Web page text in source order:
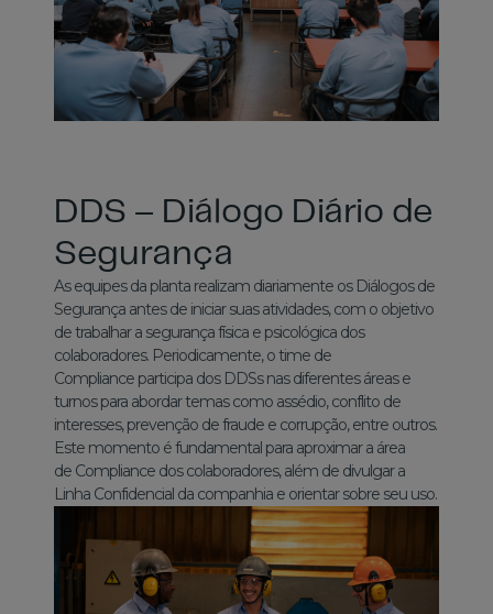
DDS – Diálogo Diário de
Segurança
As equipes da planta realizam diariamente os Diálogos de
Segurança antes de iniciar suas atividades, com o objetivo
de trabalhar a segurança física e psicológica dos
colaboradores. Periodicamente, o time de
Compliance participa dos DDSs nas diferentes áreas e
turnos para abordar temas como assédio, conflito de
interesses, prevenção de fraude e corrupção, entre outros.
Este momento é fundamental para aproximar a área
de Compliance dos colaboradores, além de divulgar a
Linha Confidencial da companhia e orientar sobre seu uso.